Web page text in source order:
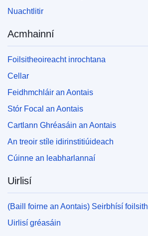
Nuachtlitir
Acmhainní
Foilsitheoireacht inrochtana
Cellar
Feidhmchláir an Aontais
Stór Focal an Aontais
Cartlann Ghréasáin an Aontais
An treoir stíle idirinstitiúideach
Cúinne an leabharlannaí
Uirlisí
(Baill foirne an Aontais) Seirbhísí
Uirlisí gréasáin